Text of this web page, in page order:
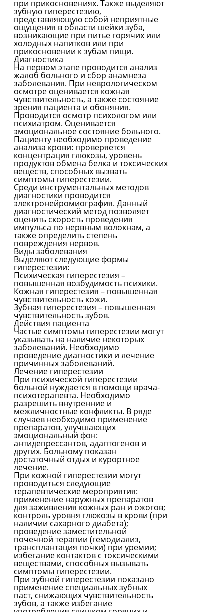
при прикосновениях. Также выделяют
зубную гиперестезию,
представляющую собой неприятные
ощущения в области шейки зуба,
возникающие при питье горячих или
холодных напитков или при
прикосновении к зубам пищи.
Диагностика
На первом этапе проводится анализ
жалоб больного и сбор анамнеза
заболевания. При неврологическом
осмотре оценивается кожная
чувствительность, а также состояние
зрения пациента и обоняния.
Проводится осмотр психологом или
психиатром. Оценивается
эмоциональное состояние больного.
Пациенту необходимо проведение
анализа крови: проверяется
концентрация глюкозы, уровень
продуктов обмена белка и токсических
веществ, способных вызвать
симптомы гиперестезии.
Среди инструментальных методов
диагностики проводится
электронейромиография. Данный
диагностический метод позволяет
оценить скорость проведения
импульса по нервным волокнам, а
также определить степень
повреждения нервов.
Виды заболевания
Выделяют следующие формы
гиперестезии:
Психическая гиперестезия –
повышенная возбудимость психики.
Кожная гиперестезия – повышенная
чувствительность кожи.
Зубная гиперестезия – повышенная
чувствительность зубов.
Действия пациента
Частые симптомы гиперестезии могут
указывать на наличие некоторых
заболеваний. Необходимо
проведение диагностики и лечение
причинных заболеваний.
Лечение гиперестезии
При психической гиперестезии
больной нуждается в помощи врача-
психотерапевта. Необходимо
разрешить внутренние и
межличностные конфликты. В ряде
случаев необходимо применение
препаратов, улучшающих
эмоциональный фон:
антидепрессантов, адаптогенов и
других. Больному показан
достаточный отдых и курортное
лечение.
При кожной гиперестезии могут
проводиться следующие
терапевтические мероприятия:
применение наружных препаратов
для заживления кожных ран и ожогов;
контроль уровня глюкозы в крови (при
наличии сахарного диабета);
проведение заместительной
почечной терапии (гемодиализ,
трансплантация почки) при уремии;
избегание контактов с токсическими
веществами, способных вызывать
симптомы гиперестезии.
При зубной гиперестезии показано
применение специальных зубных
паст, снижающих чувствительность
зубов, а также избегание